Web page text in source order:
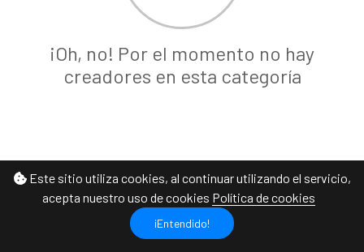
Este sitio utiliza cookies, al continuar utilizando el servicio,
acepta nuestro uso de cookies Política de cookies
¡Entendido!
¡Oh, no! Por el momento no hay
creadores en esta categoría